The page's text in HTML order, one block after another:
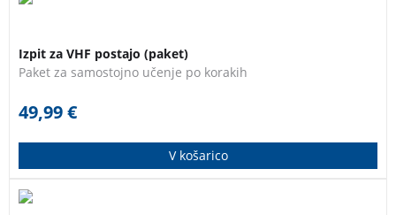
Izpit za VHF postajo (paket)
Paket za samostojno učenje po korakih
49,99€
V košarico